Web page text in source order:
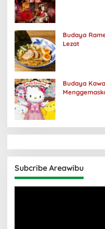
Budaya
Lezat
Budaya
Subcribe Areawibu